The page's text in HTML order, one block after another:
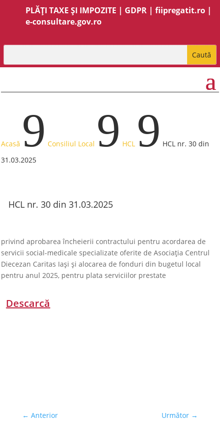
PLĂȚI TAXE ȘI IMPOZITE | GDPR |fiipregatit.ro |
e-consultare.gov.ro
Acasă 9 Consiliul Local 9 HCL 9 HCL nr. 30 din
31.03.2025
HCL nr. 30 din 31.03.2025
privind aprobarea încheierii contractului pentru acordarea de
servicii social-medicale specializate oferite de Asociația Centrul
Diecezan Caritas Iași și alocarea de fonduri din bugetul local
pentru anul 2025, pentru plata serviciilor prestate
Descarcă
← Anterior Următor →